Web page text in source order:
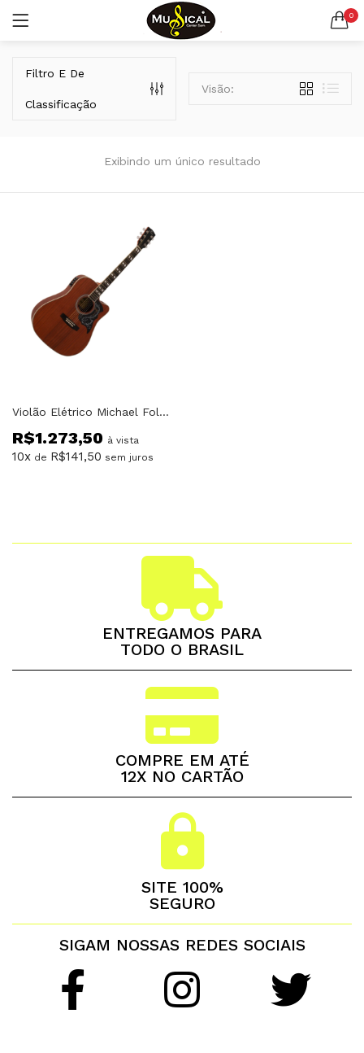
0
Exibindo um único resultado
Filtro E De
Classificação
Visão:
Violão Elétrico Michael Folk Freebird VMF420 MH
R$1.273,50 à vista
10x de R$141,50 sem juros
ENTREGAMOS PARA
TODO O BRASIL
COMPRE EM ATÉ
12X NO CARTÃO
SITE 100%
SEGURO
SIGAM NOSSAS REDES SOCIAIS